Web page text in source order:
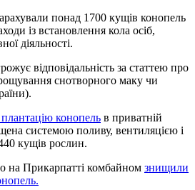
понад 1700 кущів конопель
із встановлення кола осіб,
діяльності.
відповідальність за статтею про
снотворного маку чи
конопель в приватній
системою поливу, вентиляцією і
кущів рослин.
на Прикарпатті комбайном знищили